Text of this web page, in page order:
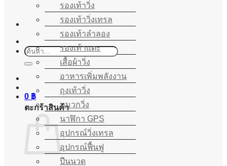
ค้นหา:
0 ฿
ตะกร้าสินค้า
รองเท้าวิ่ง
รองเท้าวิ่งเทรล
รองเท้าลำลอง
รองเท้าแตะ
เสื้อผ้าวิ่ง
อาหารเพิ่มพลังงาน
ถุงเท้าวิ่ง
หมวกวิ่ง
นาฬิกา GPS
อุปกรณ์วิ่งเทรล
อุปกรณ์ฟื้นฟู
ปืนนวด